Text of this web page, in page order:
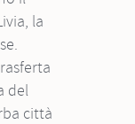
la
del
città